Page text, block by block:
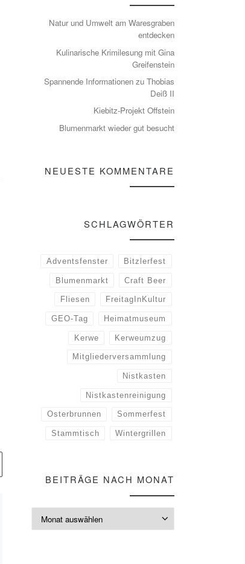
Veröffentlicht
Blumenmarkt wieder
Natur und Umwelt am Waresgraben
entdecken
Kulinarische Krimilesung mit Gina
Greifenstein
Spannende Informationen zu Thobias
Deiß II
Kiebitz-Projekt Offstein
Blumenmarkt wieder gut besucht
NEUESTE KOMMENTARE
SCHLAGWÖRTER
Adventsfenster Bitzlerfest
Blumenmarkt Craft Beer
Fliesen FreitagInKultur
GEO-Tag Heimatmuseum
Kerwe Kerweumzug
Mitgliederversammlung
Nistkasten
Nistkastenreinigung
Osterbrunnen Sommerfest
Stammtisch Wintergrillen
BEITRÄGE NACH MONAT